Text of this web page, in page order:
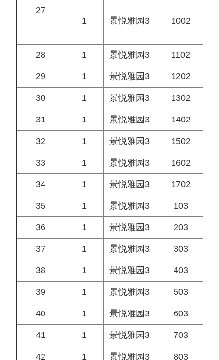
27
1
景悦雅园3 1002
28 1 景悦雅园3 1102
29 1 景悦雅园3 1202
30 1 景悦雅园3 1302
31 1 景悦雅园3 1402
32 1 景悦雅园3 1502
33 1 景悦雅园3 1602
34 1 景悦雅园3 1702
35 1 景悦雅园3 103
36 1 景悦雅园3 203
37 1 景悦雅园3 303
38 1 景悦雅园3 403
39 1 景悦雅园3 503
40 1 景悦雅园3 603
41 1 景悦雅园3 703
42 1 景悦雅园3 803